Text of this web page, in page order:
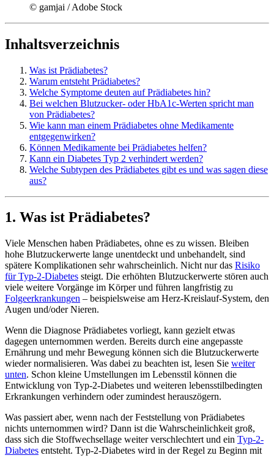
© gamjai / Adobe Stock
Inhaltsverzeichnis
Was ist Prädiabetes?
Warum entsteht Prädiabetes?
Welche Symptome deuten auf Prädiabetes hin?
Bei welchen Blutzucker- oder HbA1c-Werten spricht man
von Prädiabetes?
Wie kann man einem Prädiabetes ohne Medikamente
entgegenwirken?
Können Medikamente bei Prädiabetes helfen?
Kann ein Diabetes Typ 2 verhindert werden?
Welche Subtypen des Prädiabetes gibt es und was sagen diese
aus?
1. Was ist Prädiabetes?
Viele Menschen haben Prädiabetes, ohne es zu wissen. Bleiben
hohe Blutzuckerwerte lange unentdeckt und unbehandelt, sind
spätere Komplikationen sehr wahrscheinlich. Nicht nur das Risiko
für Typ-2-Diabetes steigt. Die erhöhten Blutzuckerwerte stören auch
viele weitere Vorgänge im Körper und führen langfristig zu
Folgeerkrankungen – beispielsweise am Herz-Kreislauf-System, den
Augen und/oder Nieren.
Wenn die Diagnose Prädiabetes vorliegt, kann gezielt etwas
dagegen unternommen werden. Bereits durch eine angepasste
Ernährung und mehr Bewegung können sich die Blutzuckerwerte
wieder normalisieren. Was dabei zu beachten ist, lesen Sie weiter
unten. Schon kleine Umstellungen im Lebensstil können die
Entwicklung von Typ-2-Diabetes und weiteren lebensstilbedingten
Erkrankungen verhindern oder zumindest herauszögern.
Was passiert aber, wenn nach der Feststellung von Prädiabetes
nichts unternommen wird? Dann ist die Wahrscheinlichkeit groß,
dass sich die Stoffwechsellage weiter verschlechtert und ein Typ-2-
Diabetes entsteht. Typ-2-Diabetes wird in der Regel zu Beginn mit